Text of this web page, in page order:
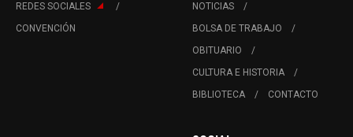
REDES SOCIALES
CONVENCIÓN
NOTICIAS
BOLSA DE TRABAJO
OBITUARIO
CULTURA E HISTORIA
BIBLIOTECA
CONTACTO